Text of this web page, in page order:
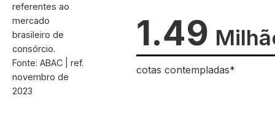
referentes ao
mercado
brasileiro de
consórcio.
Fonte: ABAC | ref.
novembro de
2023
1.49
cotas contempladas*